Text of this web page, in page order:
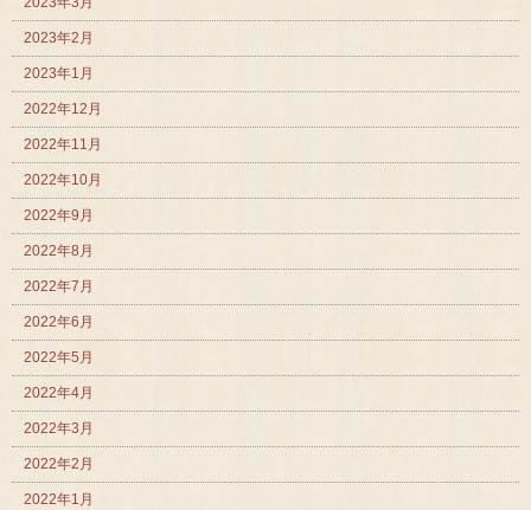
2023年2月
2023年1月
2022年12月
2022年11月
2022年10月
2022年9月
2022年8月
2022年7月
2022年6月
2022年5月
2022年4月
2022年3月
2022年2月
2022年1月